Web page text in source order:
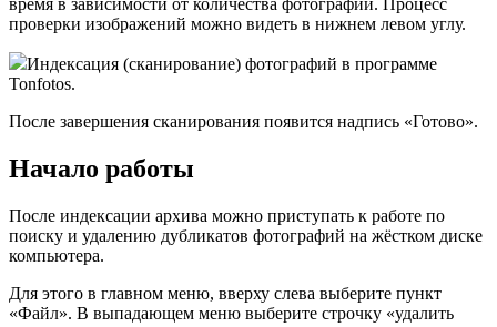
проверки изображений можно видеть в нижнем левом углу.
Индексация (сканирование) фотографий в программе
Tonfotos.
После завершения сканирования появится надпись «Готово».
Начало работы
После индексации архива можно приступать к работе по
поиску и удалению дубликатов фотографий на жёстком диске
компьютера.
Для этого в главном меню, вверху слева выберите пункт
«Файл». В выпадающем меню выберите строчку «удалить